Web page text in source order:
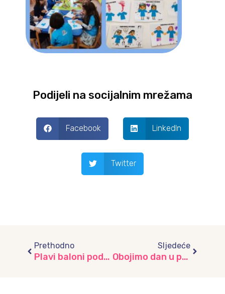
Podijeli na socijalnim mrežama
Facebook LinkedIn
Twitter
Prethodno
Plavi baloni podrške za djecu s autizmom, vrtić “Biseri” i Predškolski odgoj “More Nade”
Sljedeće
Obojimo dan u plavo! Znak podrške osobama iz autističnog spektra II dio